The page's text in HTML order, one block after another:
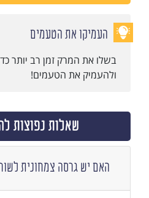
העמיקו את הטעמים
בשלו את המרק זמן רב יותר
ולהעמיק את הטעמים!
שאלות נפוצות
האם יש גרסה צמחונית